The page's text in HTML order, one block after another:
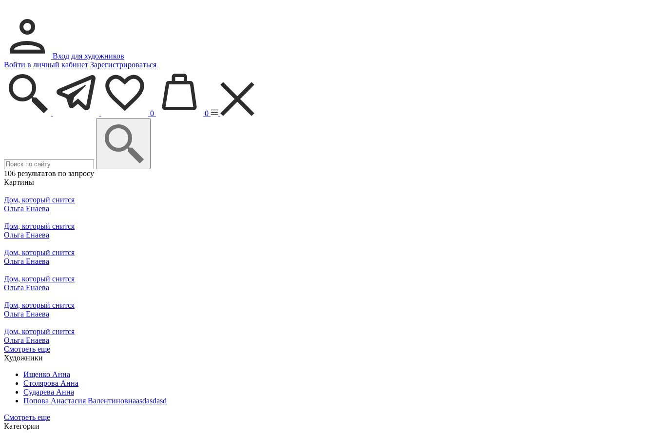
Вход для художников
Войти в личный кабинет Зарегистрироваться
0 0
106 результатов по запросу
Картины
Дом, который снится
Ольга Енаева
Дом, который снится
Ольга Енаева
Дом, который снится
Ольга Енаева
Дом, который снится
Ольга Енаева
Дом, который снится
Ольга Енаева
Дом, который снится
Ольга Енаева
Смотреть еще
Художники
Ищенко Анна
Столярова Анна
Сударева Анна
Попова Анастасия Валентиновнаasdasdasd
Смотреть еще
Категории